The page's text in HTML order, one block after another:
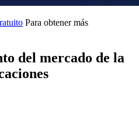
Para obtener más
del mercado de la